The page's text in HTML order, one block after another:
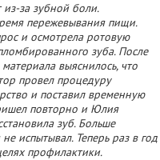
за зубной боли.
пережевывания пищи.
и осмотрела ротовую
зуба. После
выяснилось, что
провел процедуру
и поставил временную
повторно и Юлия
зуб. Больше
испытывал. Теперь раз в год
профилактики.